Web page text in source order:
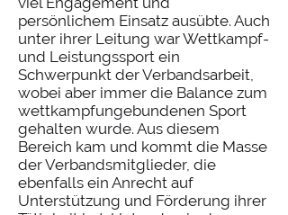
persönlichem Einsatz ausübte. Auch
unter ihrer Leitung war Wettkampf-
und Leistungssport ein
Schwerpunkt der Verbandsarbeit,
wobei aber immer die Balance zum
wettkampfungebundenen Sport
gehalten wurde. Aus diesem
Bereich kam und kommt die Masse
der Verbandsmitglieder, die
ebenfalls ein Anrecht auf
Unterstützung und Förderung ihrer